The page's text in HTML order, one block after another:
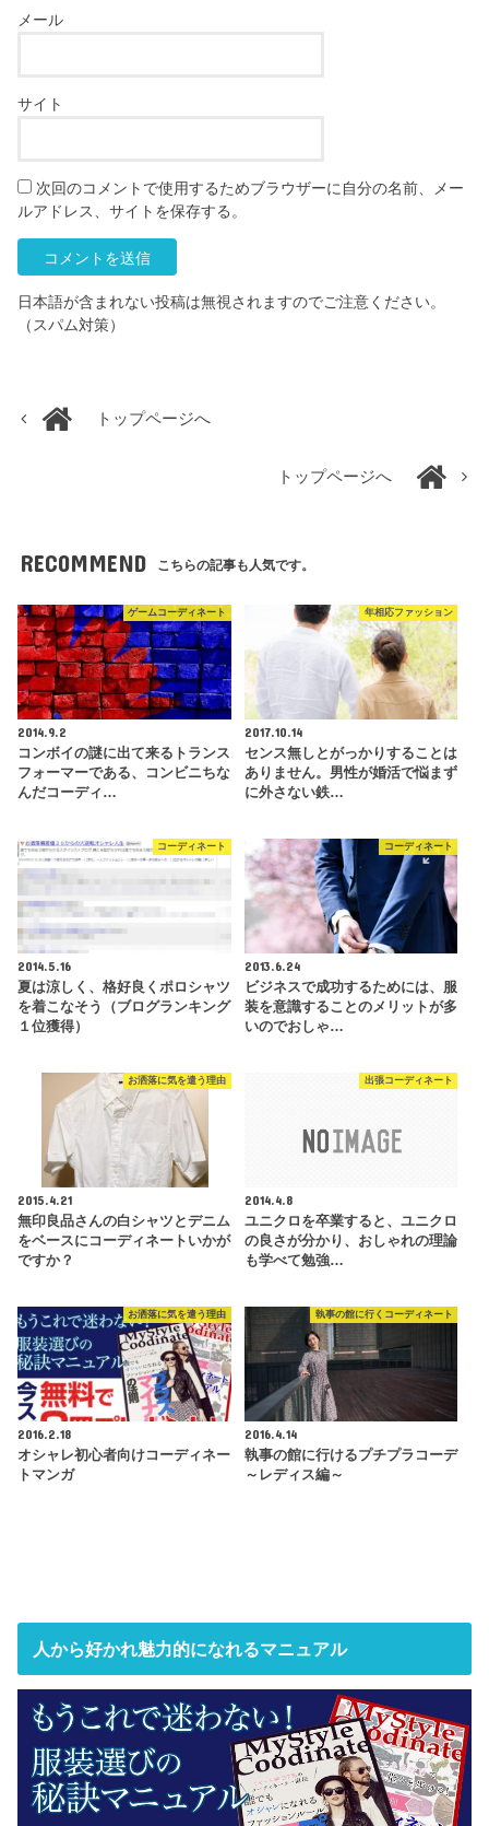
メール
サイト
次回のコメントで使用するためブラウザーに自分の名前、メー
ルアドレス、サイトを保存する。
日本語が含まれない投稿は無視されますのでご注意ください。
（スパム対策）
トップページへ
トップページへ
RECOMMEND こちらの記事も人気です。
ゲームコーディネート
2014.9.2
コンボイの謎に出て来るトランス
フォーマーである、コンビニちな
んだコーディ…
年相応ファッション
2017.10.14
センス無しとがっかりすることは
ありません。男性が婚活で悩まず
に外さない鉄…
コーディネート
2014.5.16
夏は涼しく、格好良くポロシャツ
を着こなそう（ブログランキング
１位獲得）
コーディネート
2013.6.24
ビジネスで成功するためには、服
装を意識することのメリットが多
いのでおしゃ…
お洒落に気を遣う理由
2015.4.21
無印良品さんの白シャツとデニム
をベースにコーディネートいかが
ですか？
出張コーディネート
2014.4.8
ユニクロを卒業すると、ユニクロ
の良さが分かり、おしゃれの理論
も学べて勉強…
お洒落に気を遣う理由
2016.2.18
オシャレ初心者向けコーディネー
トマンガ
執事の館に行くコーディネート
2016.4.14
執事の館に行けるプチプラコーデ
～レディス編～
人から好かれ魅力的になれるマニュアル